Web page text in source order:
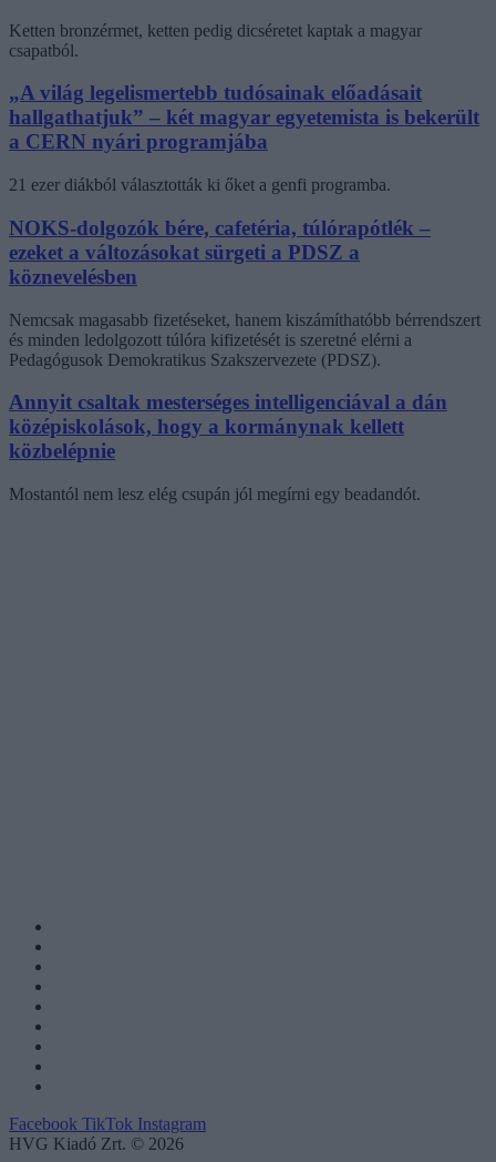
Ketten bronzérmet, ketten pedig dicséretet kaptak a magyar
csapatból.
„A világ legelismertebb tudósainak előadásait
hallgathatjuk” – két magyar egyetemista is bekerült
a CERN nyári programjába
21 ezer diákból választották ki őket a genfi programba.
NOKS-dolgozók bére, cafetéria, túlórapótlék –
ezeket a változásokat sürgeti a PDSZ a
köznevelésben
Nemcsak magasabb fizetéseket, hanem kiszámíthatóbb bérrendszert
és minden ledolgozott túlóra kifizetését is szeretné elérni a
Pedagógusok Demokratikus Szakszervezete (PDSZ).
Annyit csaltak mesterséges intelligenciával a dán
középiskolások, hogy a kormánynak kellett
közbelépnie
Mostantól nem lesz elég csupán jól megírni egy beadandót.
Facebook TikTok Instagram
HVG Kiadó Zrt. © 2026